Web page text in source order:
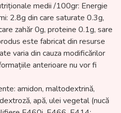
medii /100gr: Energie
2.8g din care saturate 0.3g,
zahăr 0g, proteine 0.1g, sare
este fabricat din resurse
varia din cauza modificărilor
anterioare nu vor fi
amidon, maltodextrină,
apă, ulei vegetal (nucă